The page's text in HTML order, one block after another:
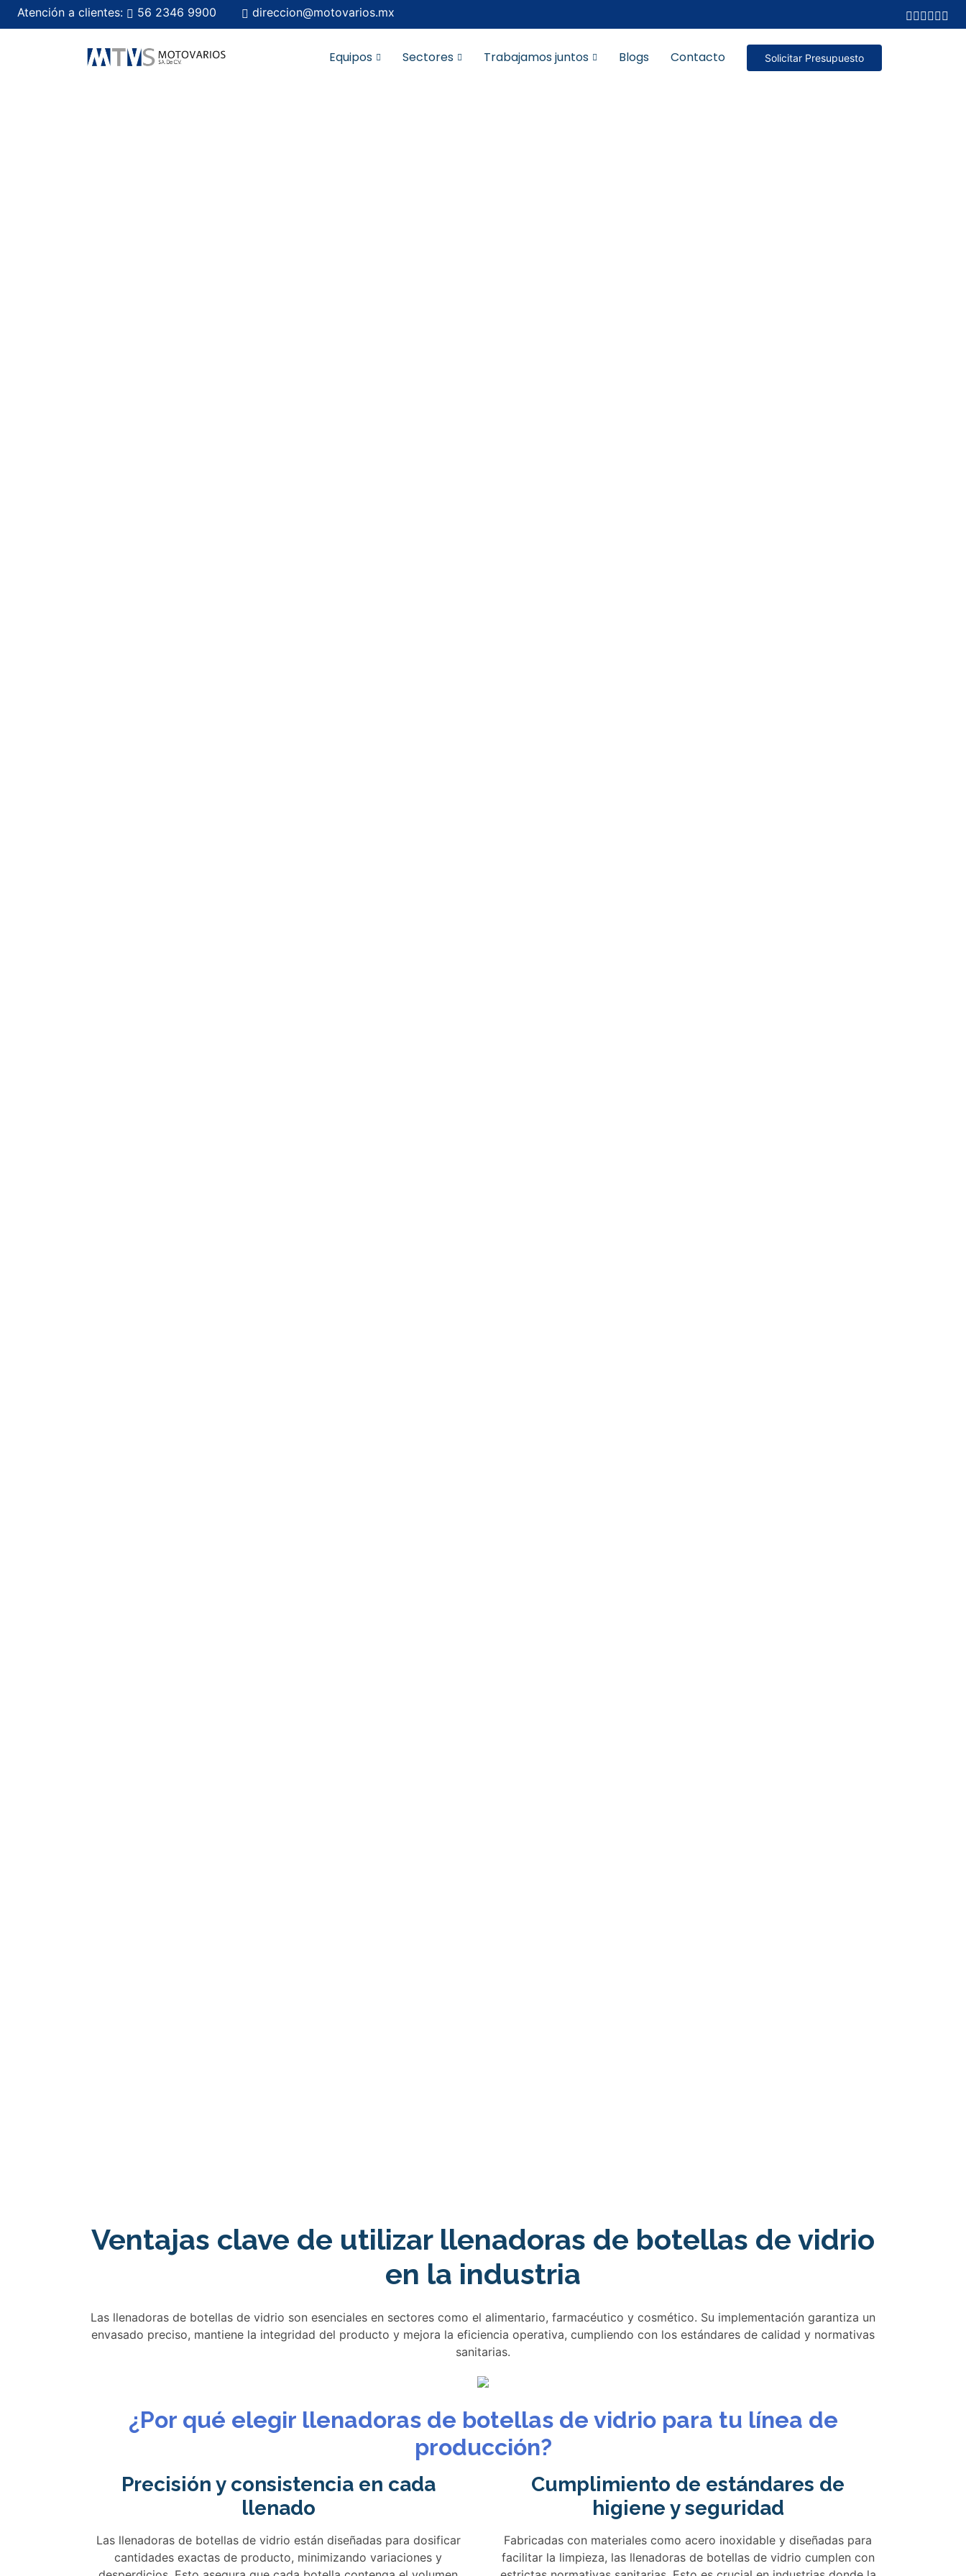
Atención a clientes: 56 2346 9900 direccion@motovarios.mx
Equipos Sectores Trabajamos juntos Blogs Contacto Solicitar Presupuesto
Ventajas clave de utilizar llenadoras de botellas de vidrio
en la industria
Las llenadoras de botellas de vidrio son esenciales en sectores como el alimentario, farmacéutico y cosmético. Su implementación garantiza un
envasado preciso, mantiene la integridad del producto y mejora la eficiencia operativa, cumpliendo con los estándares de calidad y normativas
sanitarias.
¿Por qué elegir llenadoras de botellas de vidrio para tu línea de
producción?
Precisión y consistencia en cada
llenado
Las llenadoras de botellas de vidrio están diseñadas para dosificar
cantidades exactas de producto, minimizando variaciones y
Cumplimiento de estándares de
higiene y seguridad
Fabricadas con materiales como acero inoxidable y diseñadas para
facilitar la limpieza, las llenadoras de botellas de vidrio cumplen con